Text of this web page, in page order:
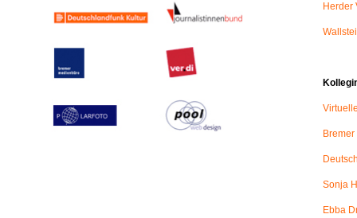
Herder
Sonja
Ebba